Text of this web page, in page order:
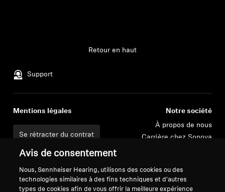
Support
Retour en haut
Mentions légales
Se rétracter du contrat
Politique de confidentialité
Conditions générales de vente en
ligne aux consommateurs
Notre société
À propos de nous
Carrière chez Sonova
Ambassadeurs de la
marque Sennheiser
Avis de consentement
Nous, Sennheiser Hearing, utilisons des cookies ou des
technologies similaires à des fins techniques et d'autres
types de cookies afin de vous offrir la meilleure expérience